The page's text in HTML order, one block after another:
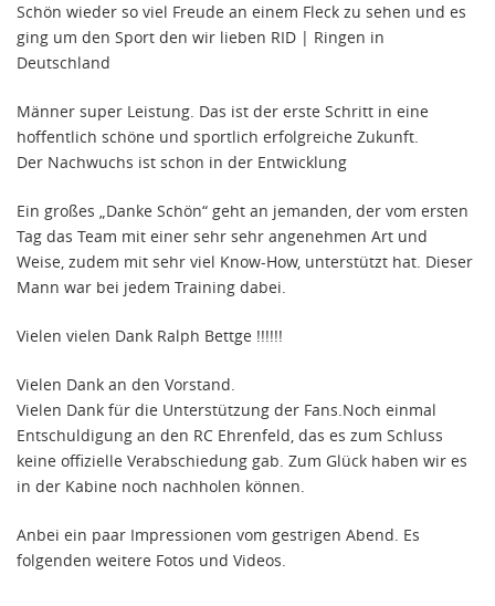
Schön wieder so viel Freude an einem Fleck zu sehen und es
ging um den Sport den wir lieben RID | Ringen in
Deutschland
Männer super Leistung. Das ist der erste Schritt in eine
hoffentlich schöne und sportlich erfolgreiche Zukunft.
Der Nachwuchs ist schon in der Entwicklung
Ein großes „Danke Schön“ geht an jemanden, der vom ersten
Tag das Team mit einer sehr sehr angenehmen Art und
Weise, zudem mit sehr viel Know-How, unterstützt hat. Dieser
Mann war bei jedem Training dabei.
Vielen vielen Dank Ralph Bettge !!!!!!
Vielen Dank an den Vorstand.
Vielen Dank für die Unterstützung der Fans.Noch einmal
Entschuldigung an den RC Ehrenfeld, das es zum Schluss
keine offizielle Verabschiedung gab. Zum Glück haben wir es
in der Kabine noch nachholen können.
Anbei ein paar Impressionen vom gestrigen Abend. Es
folgenden weitere Fotos und Videos.